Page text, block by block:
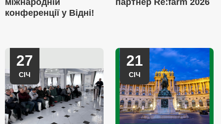
міжнародній
конференції у Відні!
партнер Re:farm 2026
27
СІЧ
21
СІЧ